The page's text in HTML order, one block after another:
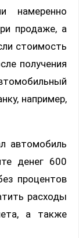
намеренно
продаже, а
стоимость
получения
например,
автомобиль
денег 600
процентов
расходы
а также